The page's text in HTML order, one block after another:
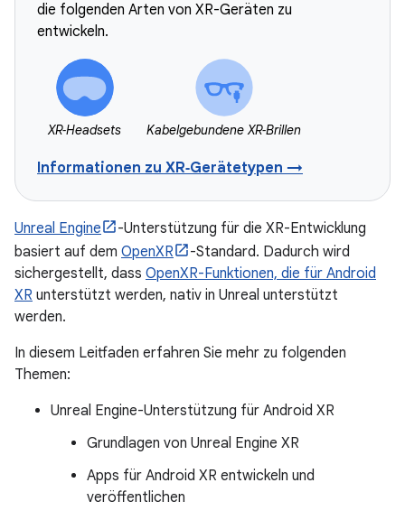
die folgenden Arten von XR-Geräten zu
entwickeln.
XR‑Headsets Kabelgebundene XR‑Brillen
Informationen zu XR‑Gerätetypen →
Unreal Engine
-Unterstützung für die XR-Entwicklung
basiert auf dem OpenXR
-Standard. Dadurch wird
sichergestellt, dass OpenXR-Funktionen, die für Android
XR unterstützt werden, nativ in Unreal unterstützt
werden.
In diesem Leitfaden erfahren Sie mehr zu folgenden
Themen:
Unreal Engine-Unterstützung für Android XR
Grundlagen von Unreal Engine XR
Apps für Android XR entwickeln und
veröffentlichen